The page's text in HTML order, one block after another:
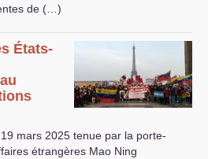
de (…)
États-
mars 2025 tenue par la porte-
étrangères Mao Ning